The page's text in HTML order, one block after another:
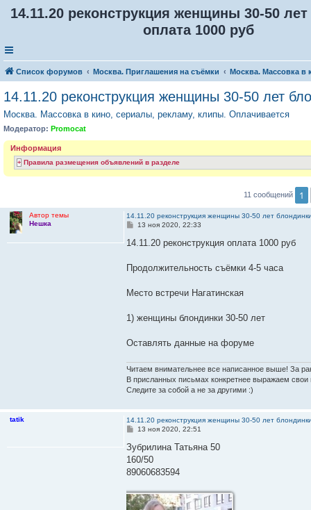
14.11.20 реконструкция женщины 30-50
оплата 1000 руб
Список форумов Москва. Приглашения на съёмки Москва. Массовка в
14.11.20 реконструкция женщины 30-50 лет
Москва. Массовка в кино, сериалы, рекламу, клипы. Оплачивается
Модератор: Promocat
Информация
Правила размещения объявлений в разделе
11 сообщений 1
Автор темы
Нешка
14.11.20 реконструкция женщины 30-50 лет
С
о
е
е
13 ноя 2020, 22:33
14.11.20 реконструкция оплата 1000 руб
Продолжительность съёмки 4-5 часа
Место встречи Нагатинская
1) женщины блондинки 30-50 лет
Оставлять данные на форуме
Читаем внимательнее все написанное выше! За
В присланных письмах конкретнее выражаем
Следите за собой а не за другими :)
tatik
14.11.20 реконструкция женщины 30-50 лет
С
о
щ
е
е
13 ноя 2020, 22:51
Зубрилина Татьяна 50
160/50
89060683594